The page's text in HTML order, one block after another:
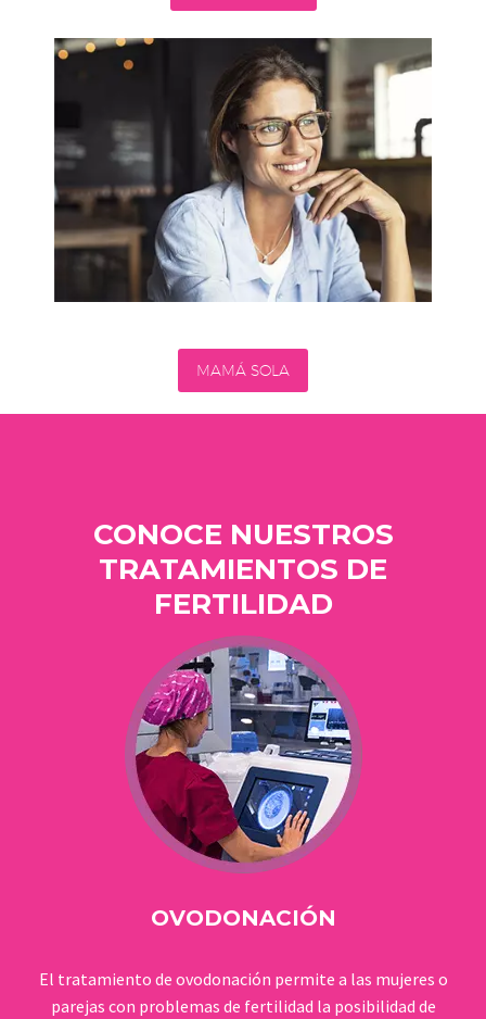
MAMÁ SOLA
CONOCE NUESTROS
TRATAMIENTOS DE
FERTILIDAD
OVODONACIÓN
El tratamiento de ovodonación permite a las mujeres o
parejas con problemas de fertilidad la posibilidad de